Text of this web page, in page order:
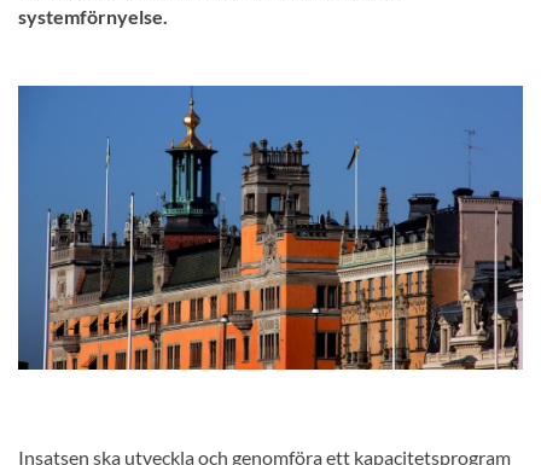
systemförnyelse.
Insatsen ska utveckla och genomföra ett kapacitetsprogram